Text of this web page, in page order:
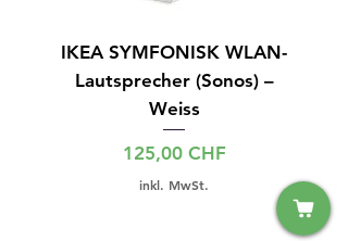
IKEA SYMFONISK WLAN-
Lautsprecher (Sonos) –
Weiss
Preis
125,00 CHF
inkl. MwSt.